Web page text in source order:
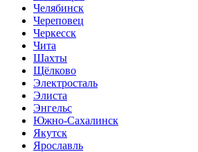
Челябинск
Череповец
Черкесск
Чита
Шахты
Щёлково
Электросталь
Элиста
Энгельс
Южно-Сахалинск
Якутск
Ярославль